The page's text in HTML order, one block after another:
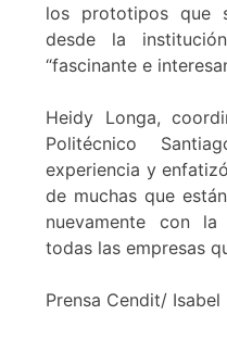
los prototipos que
desde la
“fascinante e
Heidy Longa,
Politécnico
experiencia y
de muchas que
nuevamente con
todas las empresas
Prensa Cendit/ Isabel